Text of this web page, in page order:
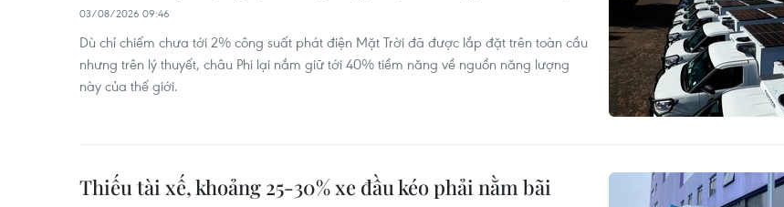
03/08/2026 09:46
Dù chỉ chiếm chưa tới 2% công suất phát điện Mặt Trời đã được lắp đặt trên toàn cầu
nhưng trên lý thuyết, châu Phi lại nắm giữ tới 40% tiềm năng về nguồn năng lượng
này của thế giới.
Thiếu tài xế, khoảng 25-30% xe đầu kéo phải nằm bãi